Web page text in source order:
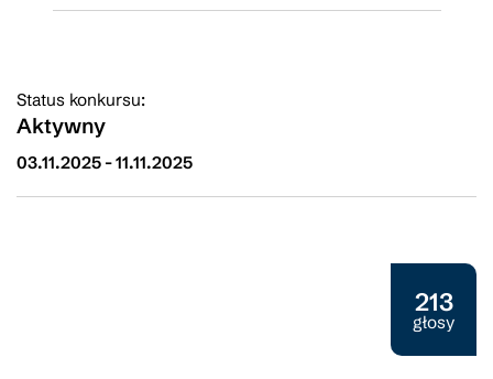
Status konkursu:
Aktywny
03.11.2025 -11.11.2025
213
głosy